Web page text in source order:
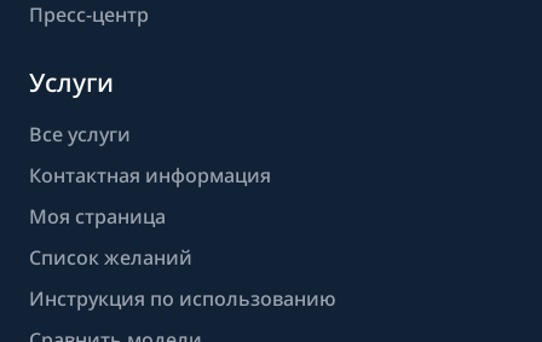
Пресс-центр
Услуги
Все услуги
Контактная информация
Моя страница
Список желаний
Инструкция по использованию